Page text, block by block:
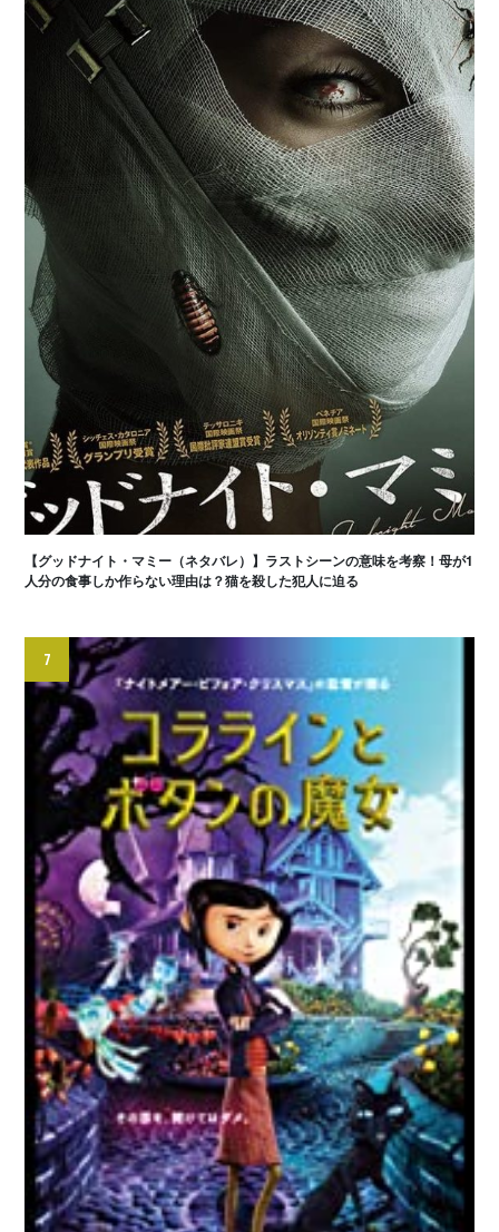
【グッドナイト・マミー（ネタバレ）】ラストシーンの意味を考察！母が1
人分の食事しか作らない理由は？猫を殺した犯人に迫る
7